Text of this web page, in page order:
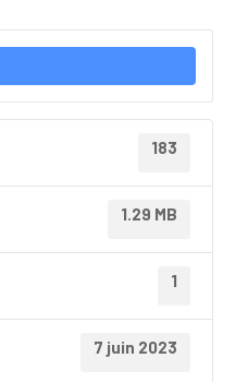
183
1.29 MB
1
7 juin 2023